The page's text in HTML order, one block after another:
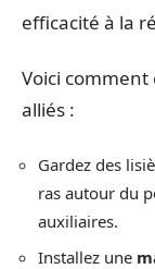
efficacité à la
Voici
alliés :
Gardez des
ras autour du
auxiliaires.
Installez une